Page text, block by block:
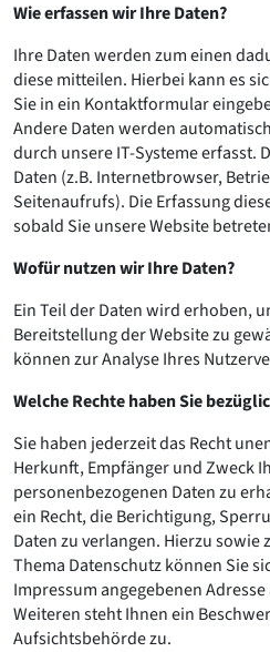
Moderne
Reformarchitektur
Jugendstil
Historismus
Klassizismus
Barock
Renaissance
Gotik
Romanik
Römische Antike
Über uns
Über baukunst-nrw
Fachbeirat
Kontakt
Impressum
Datenschutz
Suchbegriff eingeben
Wie erfassen wir Ihre Daten?
Ihre Daten werden zum einen
diese mitteilen. Hierbei kann es
Sie in ein Kontaktformular
Andere Daten werden
durch unsere IT-Systeme erfasst.
Daten (z.B. Internetbrowser,
Seitenaufrufs). Die Erfassung
sobald Sie unsere Website
Wofür nutzen wir Ihre Daten?
Ein Teil der Daten wird erhoben,
Bereitstellung der Website zu
können zur Analyse Ihres
Welche Rechte haben Sie
Sie haben jederzeit das Recht
Herkunft, Empfänger und Zweck
personenbezogenen Daten zu
ein Recht, die Berichtigung,
Daten zu verlangen. Hierzu sowie
Thema Datenschutz können Sie
Impressum angegebenen
Weiteren steht Ihnen ein
Aufsichtsbehörde zu.